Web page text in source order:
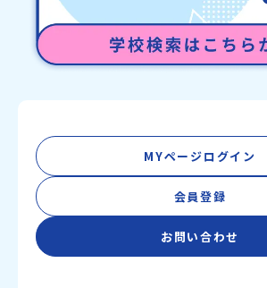
MYページログイン
会員登録
お問い合わせ